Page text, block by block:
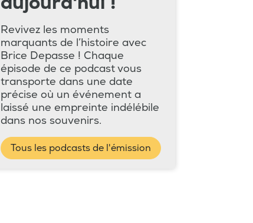
Revivez les moments
marquants de l’histoire avec
Brice Depasse ! Chaque
épisode de ce podcast vous
transporte dans une date
précise où un événement a
laissé une empreinte indélébile
dans nos souvenirs.
Tous les podcasts de l'émission